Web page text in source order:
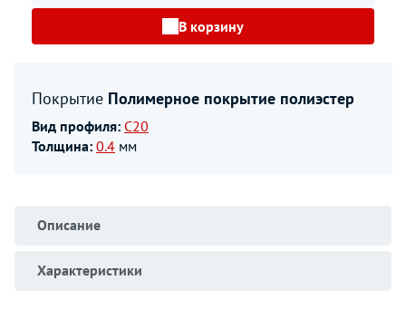
В корзину
Покрытие Полимерное покрытие полиэстер
Вид профиля: С20
Толщина: 0.4 мм
Описание
Характеристики